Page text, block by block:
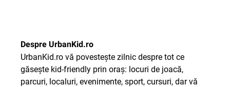
Despre UrbanKid.ro
UrbanKid.ro vă povestește zilnic despre tot ce
găsește kid-friendly prin oraş: locuri de joacă,
parcuri, localuri, evenimente, sport, cursuri, dar vă